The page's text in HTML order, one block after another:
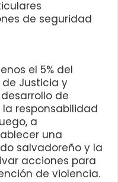
de seguridad
el 5% del
de Justicia y
de
responsabilidad
a
una
salvadoreño y la
acciones para
de violencia.